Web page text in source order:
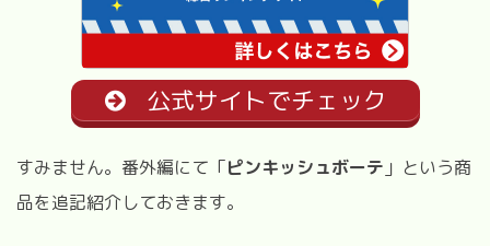
公式サイトでチェック
すみません。番外編にて「ピンキッシュボーテ 」という商
品を追記紹介しておきます。